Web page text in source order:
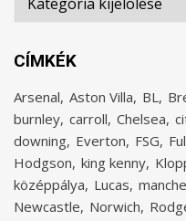
CÍMKÉK
Arsenal Aston Villa BL
burnley carroll Chelsea
downing Everton FSG
Hodgson king kenny
középpálya Lucas
Newcastle Norwich